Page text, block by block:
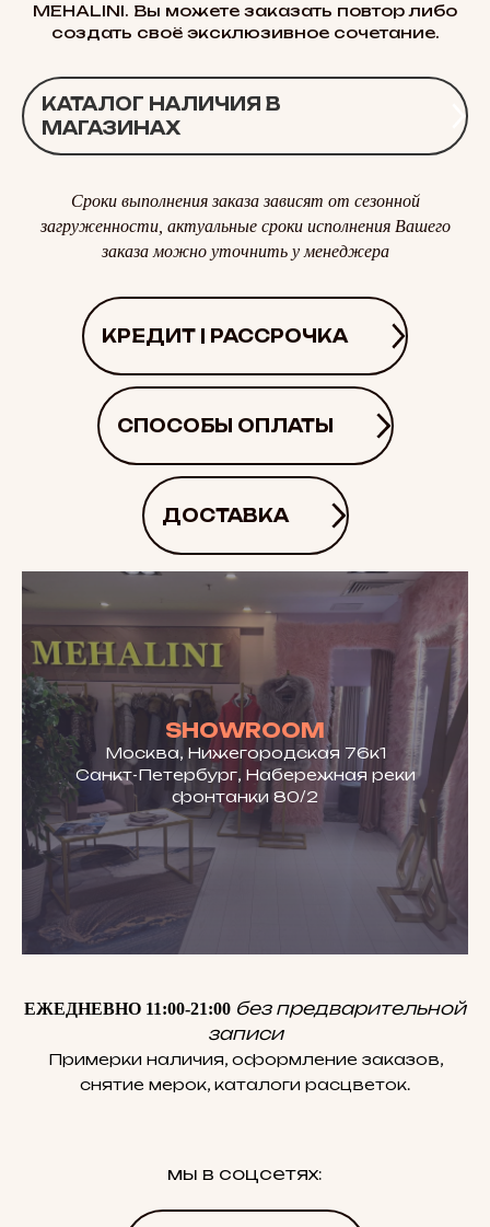
MEHALINI. Вы можете заказать повтор либо
создать своё эксклюзивное сочетание.
КАТАЛОГ НАЛИЧИЯ В
МАГАЗИНАХ
Сроки выполнения заказа зависят от сезонной
загруженности, актуальные сроки исполнения Вашего
заказа можно уточнить у менеджера
КРЕДИТ | РАССРОЧКА
СПОСОБЫ ОПЛАТЫ
ДОСТАВКА
SHOWROOM
Москва, Нижегородская 76к1
Санкт-Петербург, Набережная реки
фонтанки 80/2
ЕЖЕДНЕВНО 11:00-21:00 без предварительной
записи
Примерки наличия, оформление заказов,
снятие мерок, каталоги расцветок.
мы в соцсетях: